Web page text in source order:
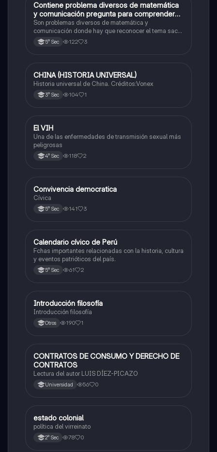
Matemáticas
Contiene problema diversos de matemática
y comunicación pregunta para comprender
formulario y datos
Son problemas diversos de matemática y
comunicación donde hay que reconocer el tema sacar
las fórmulas y los trucos para comprender y resolver
5° Sec 122 3
Castellano
CHINA (HISTORIA UNIVERSAL)
Historia universal de China. Créditos:Vonex
3° Sec 104 1
Desarrollo Personal, Ciudadanía y Cívica
El VIH
Una de las enfermedades de transmisión sexual más
peligrosas
4° Sec 118 2
Desarrollo Personal, Ciudadanía y Cívica
Convivencia democratica
Cívica
5° Sec 141 3
Desarrollo Personal, Ciudadanía y Cívica
Calendario cívico de Perú
Fchas importantes relacionadas con la historia, cultura
y eventos patrióticos del país.
5° Sec 61 2
Desarrollo Personal, Ciudadanía y Cívica
Introducción filosofía
Introducción filosofía
Otros 190 1
Desarrollo Personal, Ciudadanía y Cívica
CONTRATOS DE CONSUMO Y DERECHO DE
CONTRATOS
Lectura del autor LUIS DÍEZ-PICAZO
Universidad 56 0
Desarrollo Personal, Ciudadanía y Cívica
estado colonial
política del virreinato
2° Sec 78 0